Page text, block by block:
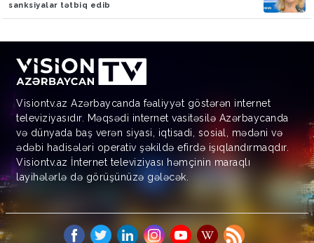
sanksiyalar tətbiq edib
Visiontv.az Azərbaycanda fəaliyyət göstərən internet
televiziyasıdır. Məqsədi internet vasitəsilə Azərbaycanda
və dünyada baş verən siyasi, iqtisadi, sosial, mədəni və
ədəbi hadisələri operativ şəkildə efirdə işıqlandırmaqdır.
Visiontv.az İnternet televiziyası həmçinin maraqlı
layihələrlə də görüşünüzə gələcək.